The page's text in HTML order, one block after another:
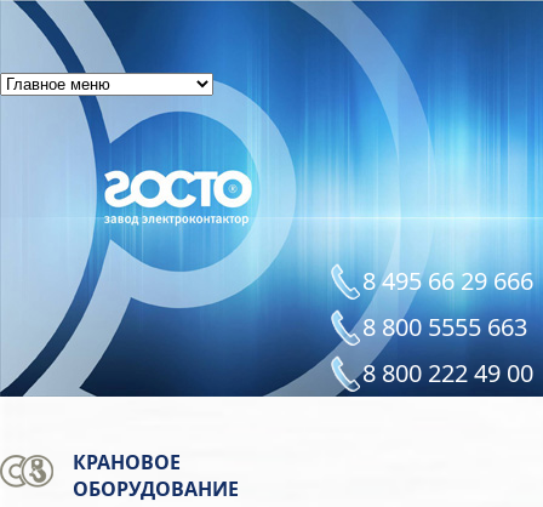
8 495 66 29 666
8 800 5555 663
8 800 222 49 00
КРАНОВОЕ
ОБОРУДОВАНИЕ